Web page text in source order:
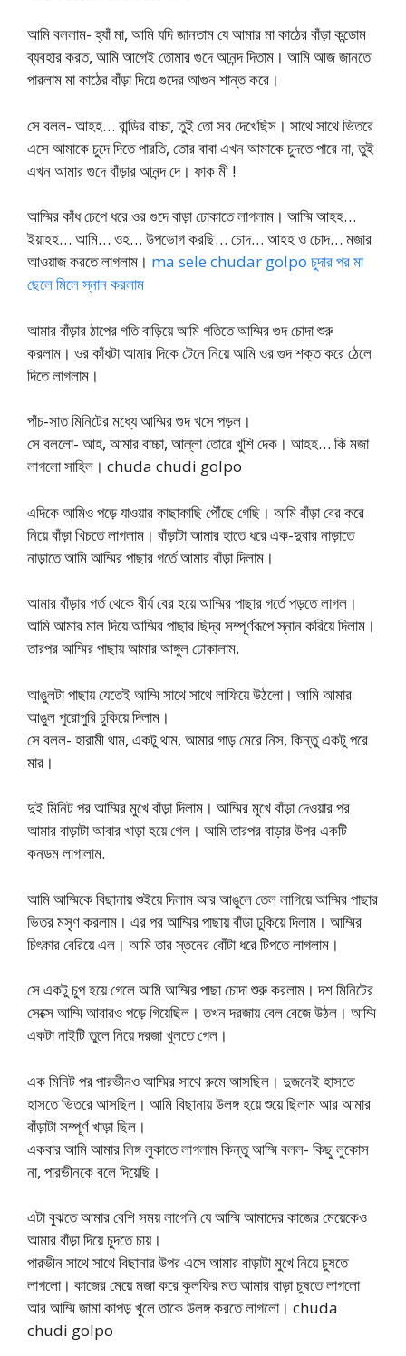
আমি বললাম- হ্যাঁ মা, আমি যদি জানতাম যে আমার মা কাঠের বাঁড়া কন্ডোম
ব্যবহার করত, আমি আগেই তোমার গুদে আনন্দ দিতাম। আমি আজ জানতে
পারলাম মা কাঠের বাঁড়া দিয়ে গুদের আগুন শান্ত করে।
সে বলল- আহহ… রান্ডির বাচ্চা, তুই তো সব দেখেছিস। সাথে সাথে ভিতরে
এসে আমাকে চুদে দিতে পারতি, তোর বাবা এখন আমাকে চুদতে পারে না, তুই
এখন আমার গুদে বাঁড়ার আনন্দ দে। ফাক মী !
আম্মির কাঁধ চেপে ধরে ওর গুদে বাড়া ঢোকাতে লাগলাম। আম্মি আহহ…
ইয়াহহ… আমি… ওহ… উপভোগ করছি… চোদ… আহহ ও চোদ… মজার
আওয়াজ করতে লাগলাম। ma sele chudar golpo চুদার পর মা
ছেলে মিলে স্নান করলাম
আমার বাঁড়ার ঠাপের গতি বাড়িয়ে আমি গতিতে আম্মির গুদ চোদা শুরু
করলাম। ওর কাঁধটা আমার দিকে টেনে নিয়ে আমি ওর গুদ শক্ত করে ঠেলে
দিতে লাগলাম।
পাঁচ-সাত মিনিটের মধ্যে আম্মির গুদ খসে পড়ল।
সে বললো- আহ, আমার বাচ্চা, আল্লা তোরে খুশি দেক। আহহ… কি মজা
লাগলো সাহিল। chuda chudi golpo
এদিকে আমিও পড়ে যাওয়ার কাছাকাছি পৌঁছে গেছি। আমি বাঁড়া বের করে
নিয়ে বাঁড়া খিচতে লাগলাম। বাঁড়াটা আমার হাতে ধরে এক-দুবার নাড়াতে
নাড়াতে আমি আম্মির পাছার গর্তে আমার বাঁড়া দিলাম।
আমার বাঁড়ার গর্ত থেকে বীর্য বের হয়ে আম্মির পাছার গর্তে পড়তে লাগল।
আমি আমার মাল দিয়ে আম্মির পাছার ছিদ্র সম্পূর্ণরূপে স্নান করিয়ে দিলাম।
তারপর আম্মির পাছায় আমার আঙ্গুল ঢোকালাম.
আঙুলটা পাছায় যেতেই আম্মি সাথে সাথে লাফিয়ে উঠলো। আমি আমার
আঙুল পুরোপুরি ঢুকিয়ে দিলাম।
সে বলল- হারামী থাম, একটু থাম, আমার গাড় মেরে নিস, কিন্তু একটু পরে
মার।
দুই মিনিট পর আম্মির মুখে বাঁড়া দিলাম। আম্মির মুখে বাঁড়া দেওয়ার পর
আমার বাড়াটা আবার খাড়া হয়ে গেল। আমি তারপর বাড়ার উপর একটি
কনডম লাগালাম.
আমি আম্মিকে বিছানায় শুইয়ে দিলাম আর আঙুলে তেল লাগিয়ে আম্মির পাছার
ভিতর মসৃণ করলাম। এর পর আম্মির পাছায় বাঁড়া ঢুকিয়ে দিলাম। আম্মির
চিৎকার বেরিয়ে এল। আমি তার স্তনের বোঁটা ধরে টিপতে লাগলাম।
সে একটু চুপ হয়ে গেলে আমি আম্মির পাছা চোদা শুরু করলাম। দশ মিনিটের
সেক্সে আম্মি আবারও পড়ে গিয়েছিল। তখন দরজায় বেল বেজে উঠল। আম্মি
একটা নাইটি তুলে নিয়ে দরজা খুলতে গেল।
এক মিনিট পর পারভীনও আম্মির সাথে রুমে আসছিল। দুজনেই হাসতে
হাসতে ভিতরে আসছিল। আমি বিছানায় উলঙ্গ হয়ে শুয়ে ছিলাম আর আমার
বাঁড়াটা সম্পূর্ণ খাড়া ছিল।
একবার আমি আমার লিঙ্গ লুকাতে লাগলাম কিন্তু আম্মি বলল- কিছু লুকোস
না, পারভীনকে বলে দিয়েছি।
এটা বুঝতে আমার বেশি সময় লাগেনি যে আম্মি আমাদের কাজের মেয়েকেও
আমার বাঁড়া দিয়ে চুদতে চায়।
পারভীন সাথে সাথে বিছানার উপর এসে আমার বাড়াটা মুখে নিয়ে চুষতে
লাগলো। কাজের মেয়ে মজা করে কুলফির মত আমার বাড়া চুষতে লাগলো
আর আম্মি জামা কাপড় খুলে তাকে উলঙ্গ করতে লাগলো। chuda
chudi golpo